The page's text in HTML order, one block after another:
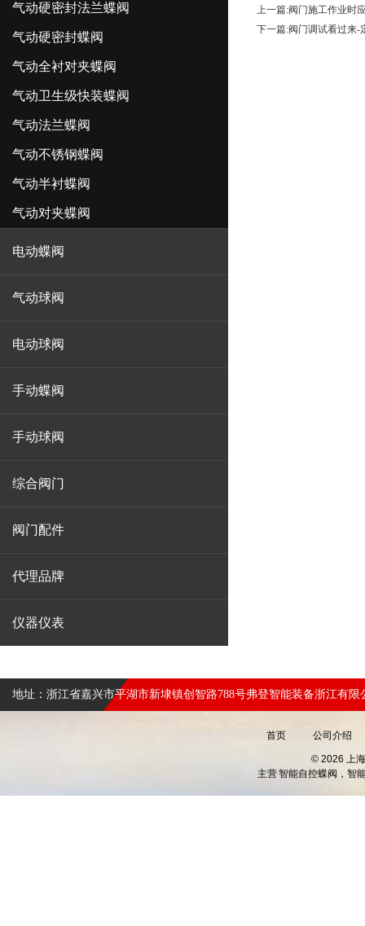
气动硬密封法兰蝶阀
气动硬密封蝶阀
气动全衬对夹蝶阀
气动卫生级快装蝶阀
气动法兰蝶阀
气动不锈钢蝶阀
气动半衬蝶阀
气动对夹蝶阀
电动蝶阀
气动球阀
电动球阀
手动蝶阀
手动球阀
综合阀门
阀门配件
代理品牌
仪器仪表
上一篇:阀门施工作业时
下一篇:阀门调试看过来-
地址：浙江省嘉兴市平湖市新埭镇创智路788号弗登智能装备浙江有限
首页 公司介绍
© 2026 上
主营智能自控蝶阀，智